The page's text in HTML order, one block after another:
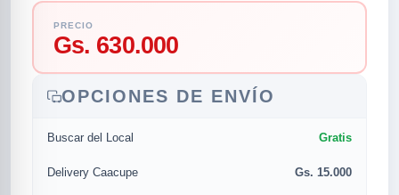
MUSICAL
PRECIO
Gs. 630.000
OPCIONES DE ENVÍO
Buscar del Local Gratis
Delivery Caacupe Gs. 15.000